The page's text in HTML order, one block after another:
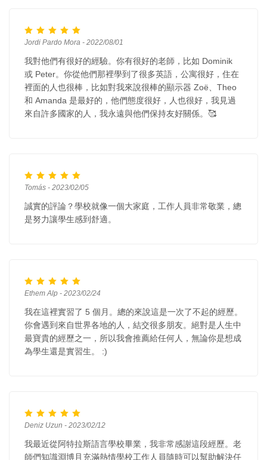
Jordi Pardo Mora - 2022/08/01
我對他們有很好的經驗。你有很好的老師，比如 Dominik
或 Peter。你從他們那裡學到了很多英語，公寓很好，住在
裡面的人也很棒，比如對我來說很棒的顯示器 Zoë、Theo
和 Amanda 是最好的，他們態度很好，人也很好，我見過
來自許多國家的人，我永遠與他們保持友好關係。🥰
Tomás - 2023/02/05
誠實的評論？學校就像一個大家庭，工作人員非常敬業，總
是努力讓學生感到舒適。
Ethem Alp - 2023/02/24
我在這裡實習了 5 個月。總的來說這是一次了不起的經歷。
你會遇到來自世界各地的人，結交很多朋友。絕對是人生中
最寶貴的經歷之一，所以我會推薦給任何人，無論你是想成
為學生還是實習生。 :)
Deniz Uzun - 2023/02/12
我最近從阿特拉斯語言學校畢業，我非常感謝這段經歷。老
師們知識淵博且充滿熱情學校工作人員隨時可以幫助解決任